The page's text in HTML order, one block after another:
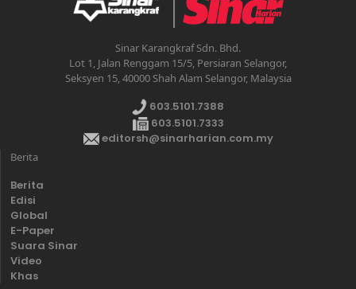
Sinar Karangkraf Sdn. Bhd.
Lot 1, Jalan Renggam 15/5, Persiaran Selangor,
Seksyen 15, 40000 Shah Alam Selangor, Malaysia
603.5101.7388
603.5101.7333
editorsh@sinarharian.com.my
Berita
Berita
Edisi
Global
E-Paper
Suara Sinar
Video
Khas